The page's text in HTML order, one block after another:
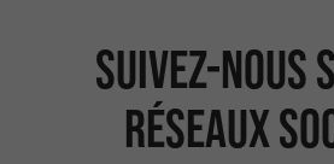
Suivez-nous
réseaux